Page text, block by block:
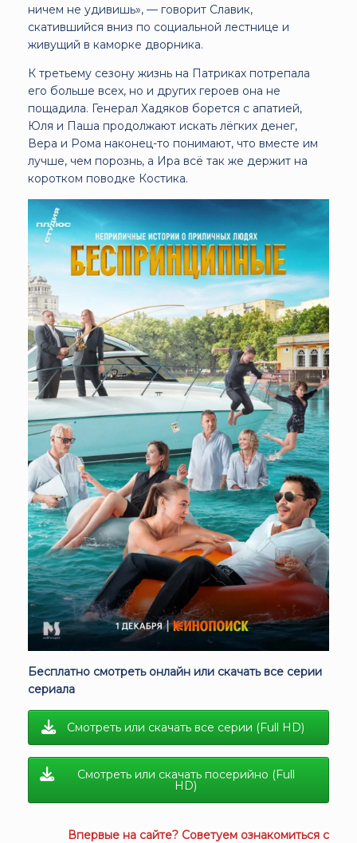
ничем не удивишь», — говорит Славик,
скатившийся вниз по социальной лестнице и
живущий в каморке дворника.
К третьему сезону жизнь на Патриках потрепала
его больше всех, но и других героев она не
пощадила. Генерал Хадяков борется с апатией,
Юля и Паша продолжают искать лёгких денег,
Вера и Рома наконец-то понимают, что вместе им
лучше, чем порознь, а Ира всё так же держит на
коротком поводке Костика.
Бесплатно смотреть онлайн или скачать все серии
сериала
Смотреть или скачать все серии (Full HD)
Смотреть или скачать посерийно (Full
HD)
Впервые на сайте? Советуем ознакомиться с